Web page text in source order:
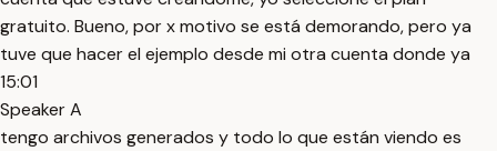
gratuito. Bueno, por x motivo se está demorando, pero ya
tuve que hacer el ejemplo desde mi otra cuenta donde ya
15:01
Speaker A
tengo archivos generados y todo lo que están viendo es